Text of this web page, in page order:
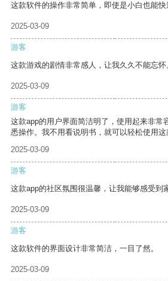
这款软件的操作非常简单，即使是小白也能快
2025-03-09
游客
这款游戏的剧情非常感人，让我久久不能忘怀
2025-03-09
游客
这款app的用户界面简洁明了，使用起来非常
悉操作。我不用看说明书，就可以轻松使用这
2025-03-09
游客
这款app的社区氛围很温馨，让我能够感受到
2025-03-09
游客
这款软件的界面设计非常简洁，一目了然。
2025-03-09